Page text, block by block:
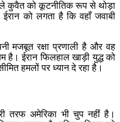
कुवैत को कूटनीतिक रूप से थोड़ा
को लगता है कि वहाँ जवाबी
मजबूत रक्षा प्रणाली है और वह
है। ईरान फिलहाल खाड़ी युद्ध को
हमलों पर ध्यान दे रहा है।
तरफ अमेरिका भी चुप नहीं है।